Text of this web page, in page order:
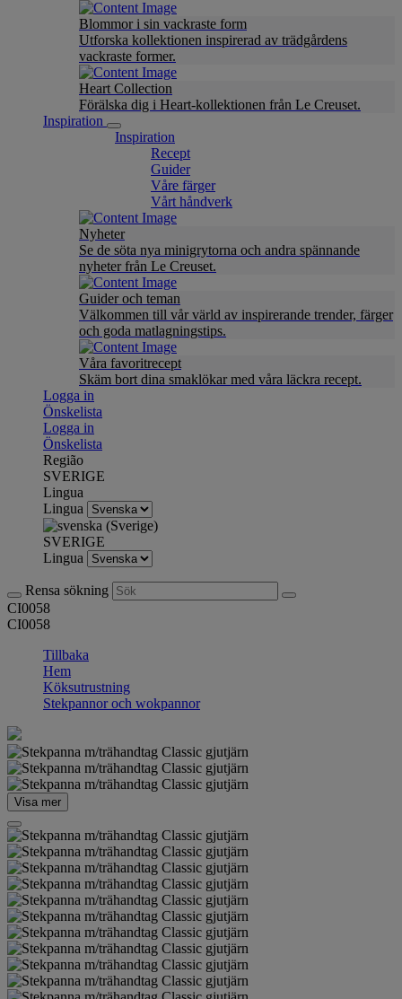
Blommor i sin vackraste form
Utforska kollektionen inspirerad av trädgårdens
vackraste former.
Heart Collection
Förälska dig i Heart-kollektionen från Le Creuset.
Inspiration
Inspiration
Recept
Guider
Våre färger
Vårt håndverk
Nyheter
Se de söta nya minigrytorna och andra spännande
nyheter från Le Creuset.
Guider och teman
Välkommen till vår värld av inspirerande trender, färger
och goda matlagningstips.
Våra favoritrecept
Skäm bort dina smaklökar med våra läckra recept.
Logga in
Önskelista
Logga in
Önskelista
Região
SVERIGE
Lingua
Lingua
SVERIGE
Lingua
Rensa sökning
CI0058
CI0058
Tillbaka
Hem
Köksutrustning
Stekpannor och wokpannor
Visa mer